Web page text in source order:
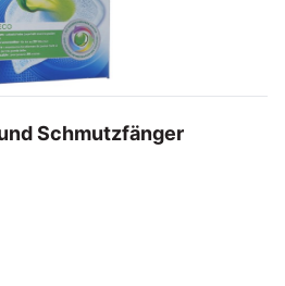
Schmutzfänger